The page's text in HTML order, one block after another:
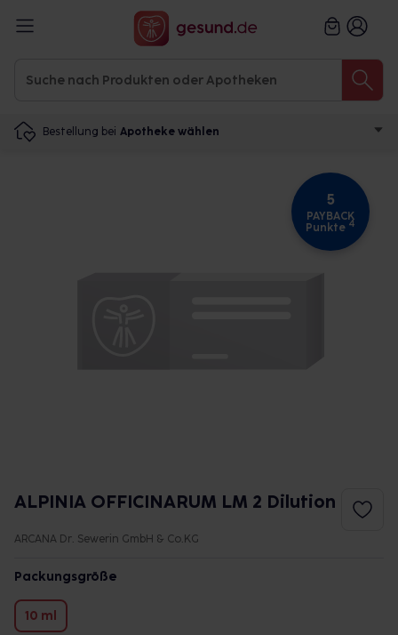
Bestellung bei Apotheke wählen
5
PAYBACK
Punkte 4
ALPINIA OFFICINARUM LM 2 Dilution
ARCANA Dr. Sewerin GmbH & Co.KG
Packungsgröße
10 ml